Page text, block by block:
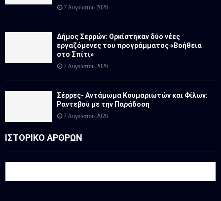
7 Αυγούστου 2026
Δήμος Σερρών: Ορκίστηκαν δύο νέες
εργαζόμενες του προγράμματος «Βοήθεια
στο Σπίτι»
7 Αυγούστου 2026
Σέρρες- Αντάμωμα Κουμαριωτών και Φίλων:
Ραντεβού με την Παράδοση
7 Αυγούστου 2026
ΙΣΤΟΡΙΚΟ ΑΡΘΡΩΝ